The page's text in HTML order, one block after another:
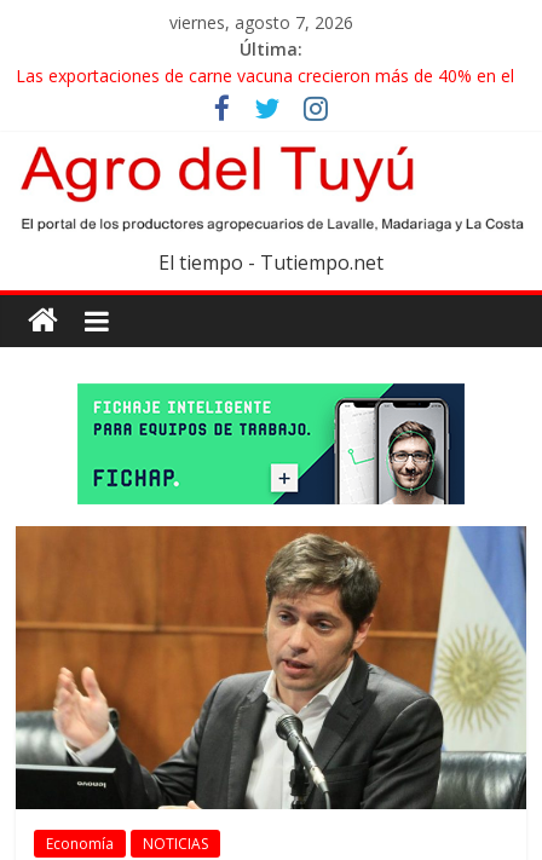
viernes, agosto 7, 2026
Última:
Las exportaciones de carne vacuna crecieron más de 40% en el
La miel, un motor de las economías regionales que enfrenta
nuevos desafíos para exportar
El gobierno bonaerense realizará un censo para actualizar el
mapa de la producción hortiflorícola
Las exportaciones agroindustriales anotaron un récord histórico
en el primer semestre
Maíz: estiman una cosecha récord de 71,5 millones de toneladas
El tiempo - Tutiempo.net
Economía NOTICIAS